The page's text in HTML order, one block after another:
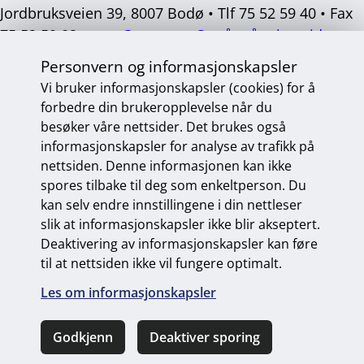
Personvern og informasjonskapsler
Vi bruker informasjonskapsler (cookies) for å
forbedre din brukeropplevelse når du
besøker våre nettsider. Det brukes også
informasjonskapsler for analyse av trafikk på
nettsiden. Denne informasjonen kan ikke
spores tilbake til deg som enkeltperson. Du
kan selv endre innstillingene i din nettleser
slik at informasjonskapsler ikke blir akseptert.
Deaktivering av informasjonskapsler kan føre
til at nettsiden ikke vil fungere optimalt.
Les om informasjonskapsler
Godkjenn Deaktiver sporing
Ring oss Kontakt oss
Jordbruksveien 39, 8007 Bodø • Tlf 75 52 59 40 • Fax
75 52 59 02 •post@mvas.no Se våre åpningstider
Sosiale
medier
Personvern og informasjonskapsler
Endre personvernsinnstillinger
Universelt utformet nettside fra Digitalt Byrå